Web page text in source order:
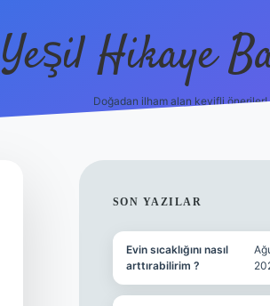
Yeşil Hikaye
Doğadan ilham alan keyifli öneriler!
SIDEBAR
SON YAZILAR
Evin sıcaklığını nasıl
arttırabilirim ?